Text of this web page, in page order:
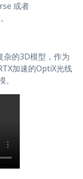
或者
的3D模型，作为
加速的OptiX光线